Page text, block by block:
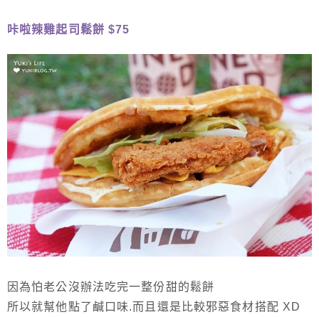
咔啦辣雞起司鬆餅 $75
因為怕老公沒辦法吃完一整份甜的鬆餅
所以就幫他點了鹹口味.而且還是比較邪惡食材搭配 XD